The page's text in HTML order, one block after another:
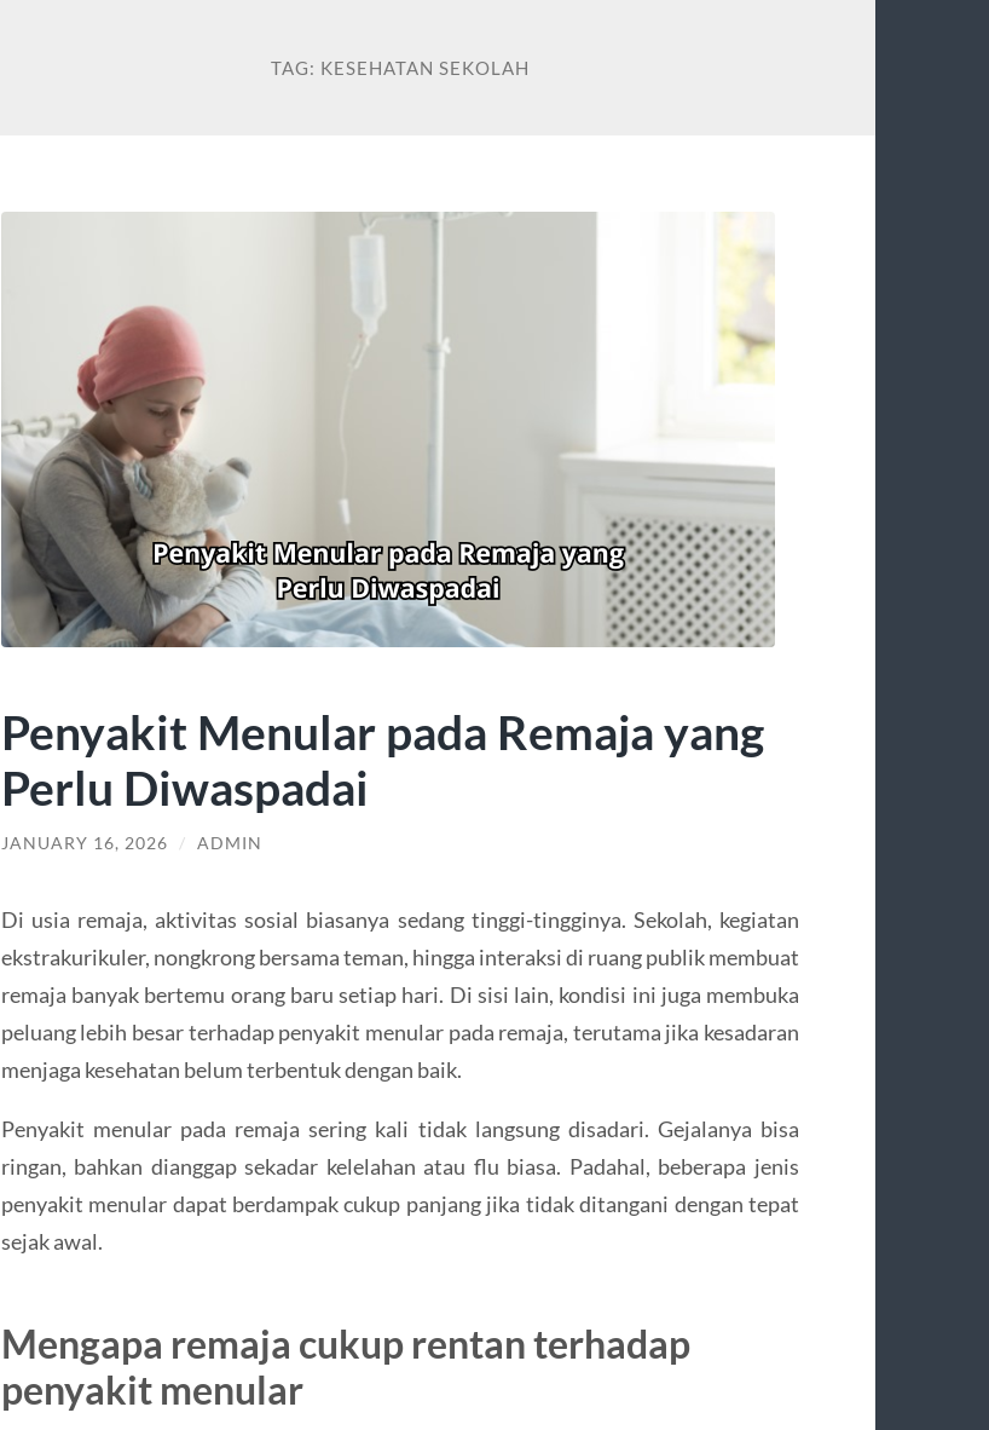
TAG: KESEHATAN SEKOLAH
Penyakit Menular pada Remaja yang
Perlu Diwaspadai
JANUARY 16, 2026 / ADMIN
Di usia remaja, aktivitas sosial biasanya sedang tinggi-tingginya. Sekolah, kegiatan
ekstrakurikuler, nongkrong bersama teman, hingga interaksi di ruang publik membuat
remaja banyak bertemu orang baru setiap hari. Di sisi lain, kondisi ini juga membuka
peluang lebih besar terhadap penyakit menular pada remaja, terutama jika kesadaran
menjaga kesehatan belum terbentuk dengan baik.
Penyakit menular pada remaja sering kali tidak langsung disadari. Gejalanya bisa
ringan, bahkan dianggap sekadar kelelahan atau flu biasa. Padahal, beberapa jenis
penyakit menular dapat berdampak cukup panjang jika tidak ditangani dengan tepat
sejak awal.
Mengapa remaja cukup rentan terhadap
penyakit menular